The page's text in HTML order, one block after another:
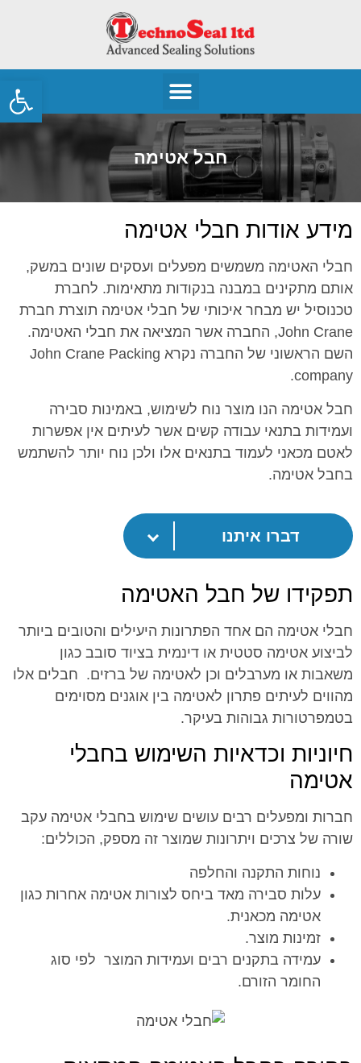
חבל אטימה
מידע אודות חבלי אטימה
חבלי האטימה משמשים מפעלים ועסקים שונים במשק,
אותם מתקינים במבנה בנקודות מתאימות. לחברת
טכנוסיל יש מבחר איכותי של חבלי אטימה תוצרת חברת
John Crane, החברה אשר המציאה את חבלי האטימה.
השם הראשוני של החברה נקרא John Crane Packing
company.
חבל אטימה הנו מוצר נוח לשימוש, באמינות סבירה
ועמידות בתנאי עבודה קשים אשר לעיתים אין אפשרות
לאטם מכאני לעמוד בתנאים אלו ולכן נוח יותר להשתמש
בחבל אטימה.
דברו איתנו
תפקידו של חבל האטימה
חבלי אטימה הם אחד הפתרונות היעילים והטובים ביותר
לביצוע אטימה סטטית או דינמית בציוד סובב כגון
משאבות או מערבלים וכן לאטימה של ברזים. חבלים אלו
מהווים לעיתים פתרון לאטימה בין אוגנים מסוימים
בטמפרטורות גבוהות בעיקר.
חיוניות וכדאיות השימוש בחבלי
אטימה
חברות ומפעלים רבים עושים שימוש בחבלי אטימה עקב
שורה של צרכים ויתרונות שמוצר זה מספק, הכוללים:
נוחות התקנה והחלפה
עלות סבירה מאד ביחס לצורות אטימה אחרות כגון
אטימה מכאנית.
זמינות מוצר.
עמידה בתקנים רבים ועמידות המוצר לפי סוג
החומר הזורם.